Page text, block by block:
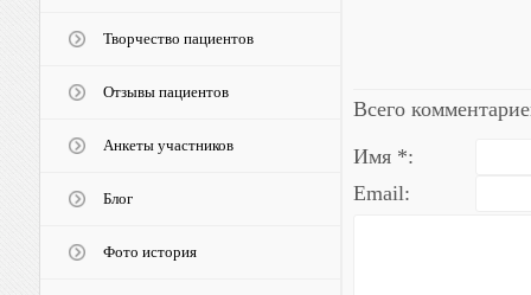
Творчество пациентов
Отзывы пациентов
Анкеты участников
Блог
Фото история
Всего
Имя *:
Email: